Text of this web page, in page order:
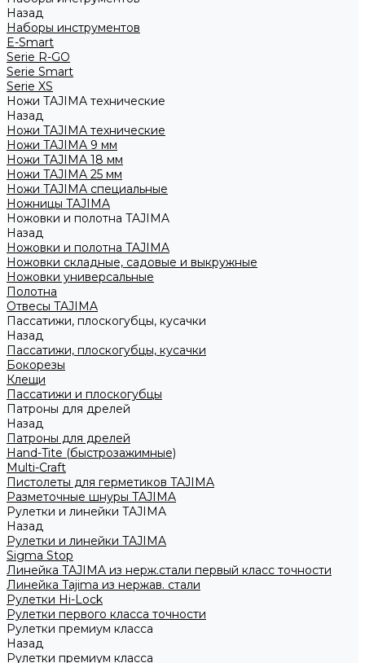
Назад
Наборы инструментов
E-Smart
Serie R-GO
Serie Smart
Serie XS
Ножи TAJIMA технические
Назад
Ножи TAJIMA технические
Ножи TAJIMA 9 мм
Ножи TAJIMA 18 мм
Ножи TAJIMA 25 мм
Ножи TAJIMA специальные
Ножницы TAJIMA
Ножовки и полотна TAJIMA
Назад
Ножовки и полотна TAJIMA
Ножовки складные, садовые и выкружные
Ножовки универсальные
Полотна
Отвесы TAJIMA
Пассатижи, плоскогубцы, кусачки
Назад
Пассатижи, плоскогубцы, кусачки
Бокорезы
Клещи
Пассатижи и плоскогубцы
Патроны для дрелей
Назад
Патроны для дрелей
Hand-Tite (быстрозажимные)
Multi-Craft
Пистолеты для герметиков TAJIMA
Разметочные шнуры TAJIMA
Рулетки и линейки TAJIMA
Назад
Рулетки и линейки TAJIMA
Sigma Stop
Линейка TAJIMA из нерж.стали первый класс точности
Линейка Tajima из нержав. стали
Рулетки Hi-Lock
Рулетки первого класса точности
Рулетки премиум класса
Назад
Рулетки премиум класса